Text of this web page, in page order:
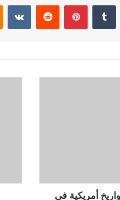
لينكدإن بينتيريست
أمريكية في